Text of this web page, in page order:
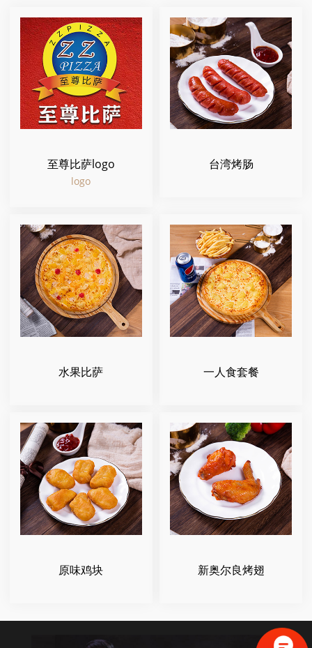
至尊比萨logo
logo
台湾烤肠
水果比萨 一人食套餐
原味鸡块 新奥尔良烤翅